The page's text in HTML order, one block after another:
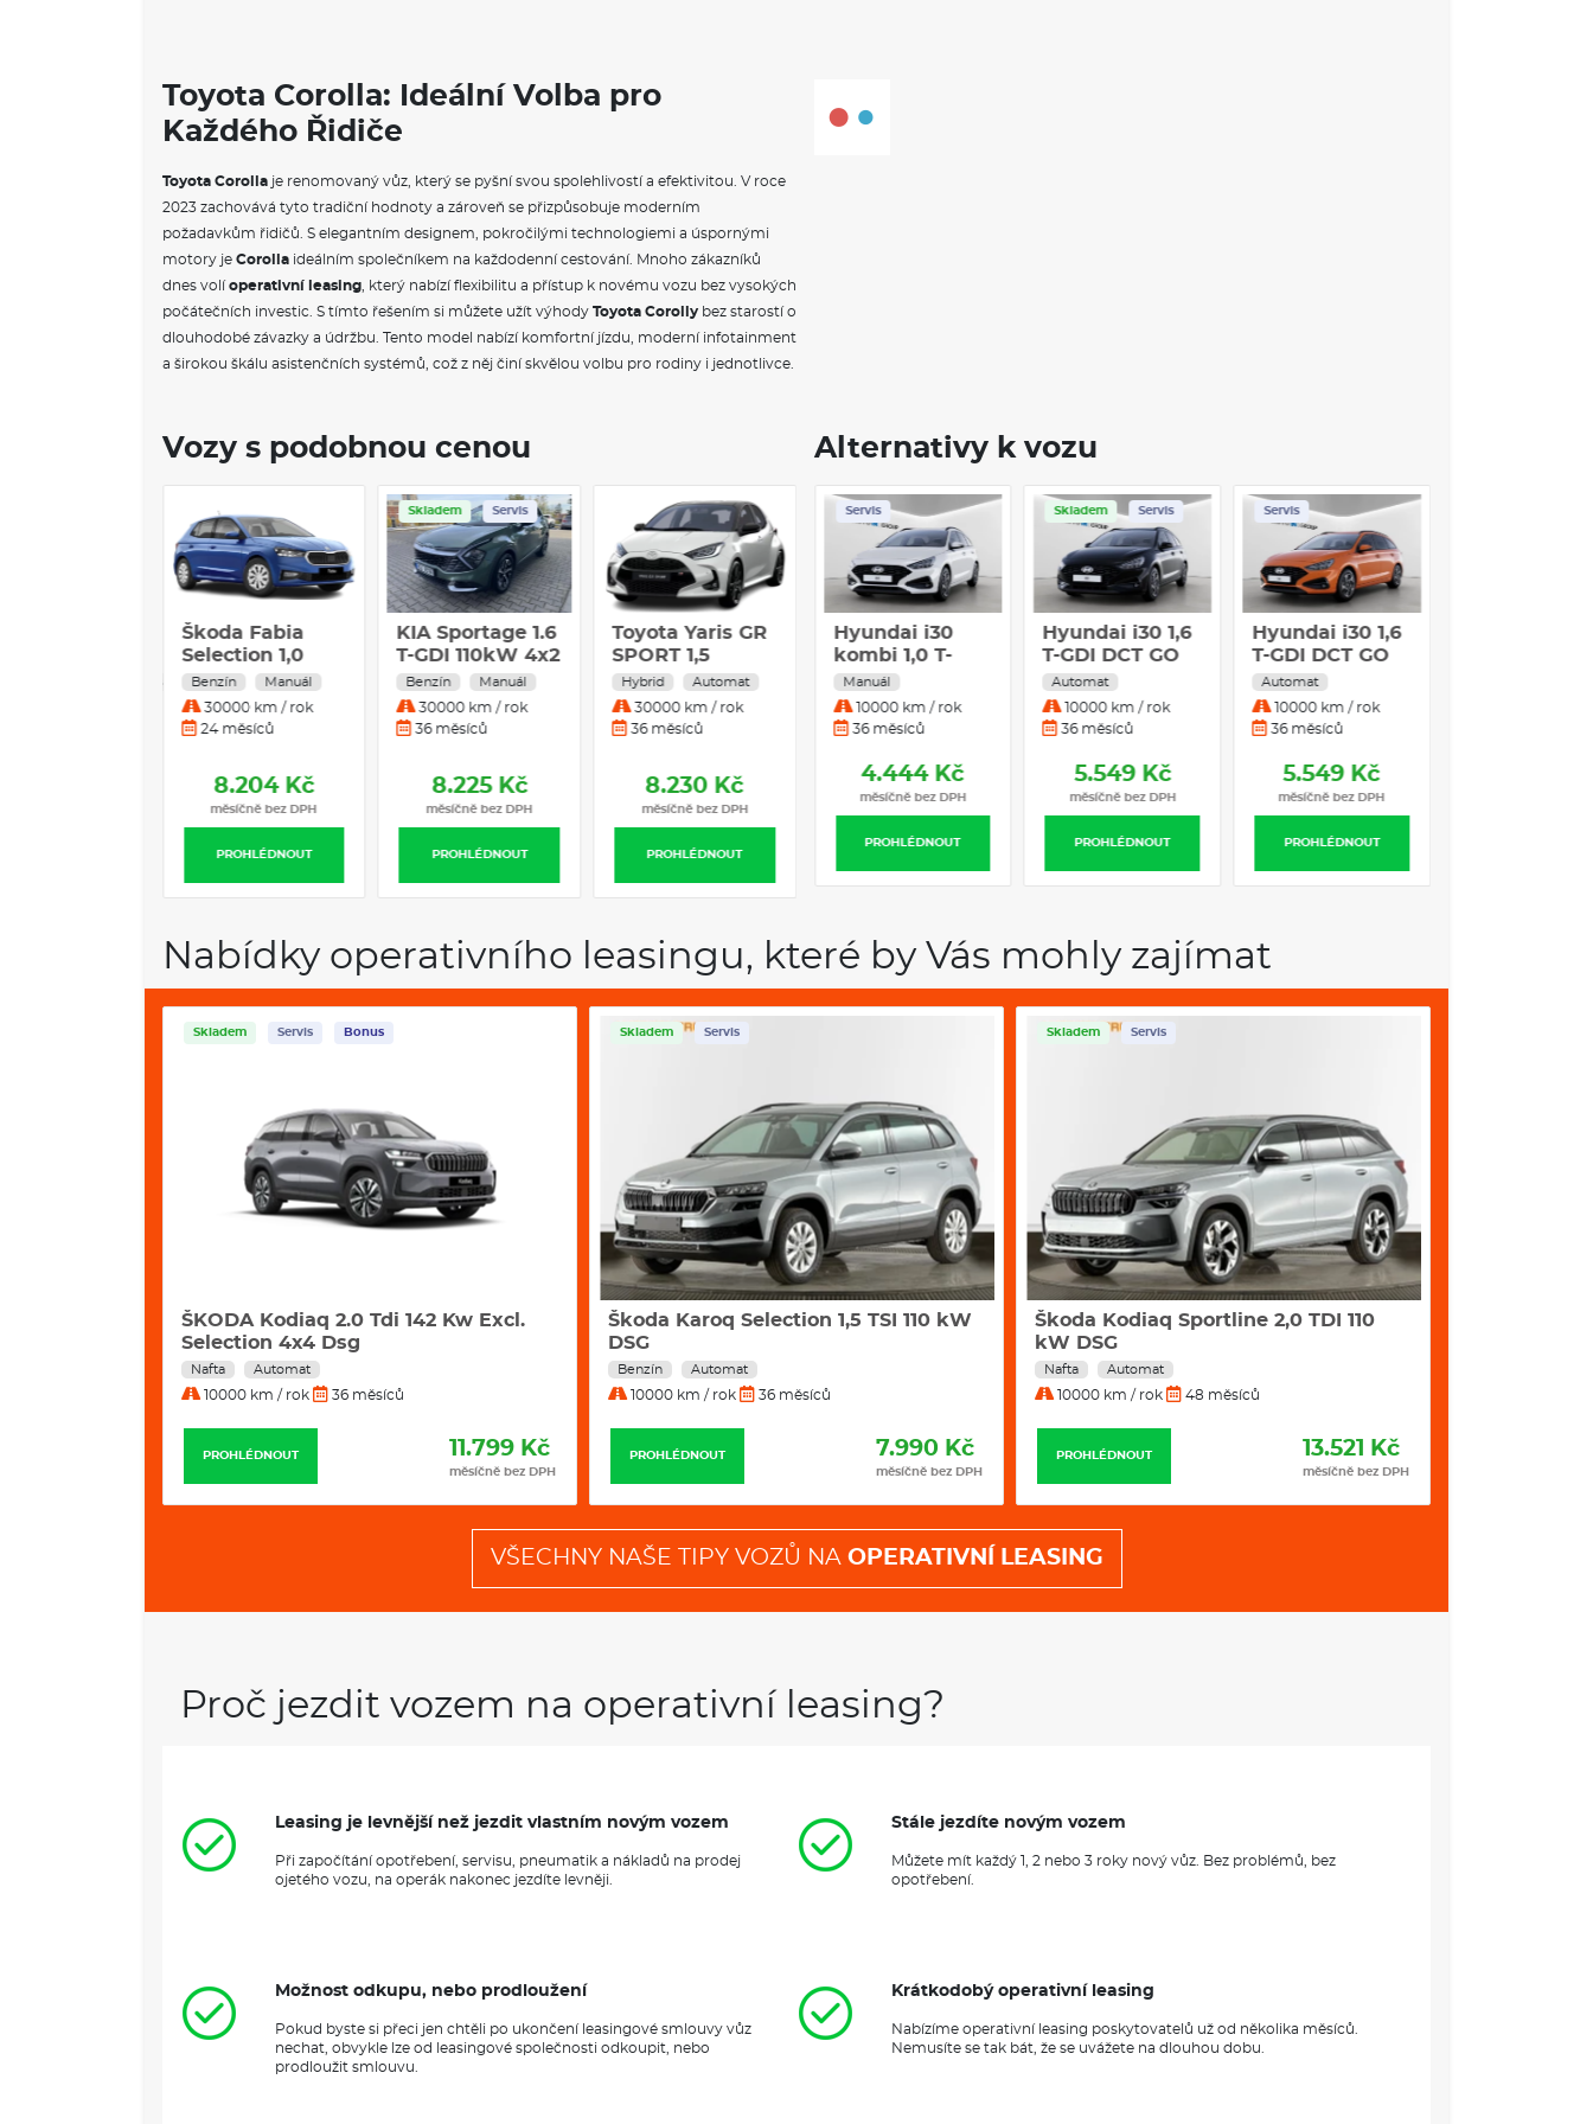
Asistent jízdního pruhu
řidiče. S ohledem na nízké náklady na údržbu a vysokou zůstatkovou hodnotu je
VÝBAVA:
Klimatizace
Navigace
Toyota Corolla: Ideální Volba pro
Každého Řidiče
Toyota Corolla je renomovaný vůz, který se pyšní svou spolehlivostí a efektivitou. V roce
2023 zachovává tyto tradiční hodnoty a zároveň se přizpůsobuje moderním
požadavkům řidičů. S elegantním designem, pokročilými technologiemi a úspornými
motory je Corolla ideálním společníkem na každodenní cestování. Mnoho zákazníků
dnes volíoperativní leasing , který nabízí flexibilitu a přístup k novému vozu bez vysokých
počátečních investic. S tímto řešením si můžete užít výhody Toyota Corolly bez starostí o
dlouhodobé závazky a údržbu. Tento model nabízí komfortní jízdu, moderní infotainment
a širokou škálu asistenčních systémů, což z něj činí skvělou volbu pro rodiny i jednotlivce.
Vozy s podobnou cenou
Škoda Fabia
Selection 1,0
MPI
Benzín Manuál
30000 km / rok
24 měsíců
PROHLÉDNOUT
8.204 Kč
měsíčně bez DPH
Skladem Servis
KIA Sportage 1.6
T-GDI 110kW 4x2
Exclusive
Benzín Manuál
30000 km / rok
36 měsíců
PROHLÉDNOUT
8.225 Kč
měsíčně bez DPH
Toyota Yaris GR
SPORT 1,5
Hybrid Automat
30000 km / rok
36 měsíců
PROHLÉDNOUT
8.230 Kč
měsíčně bez DPH
Alternativy k vozu
Servis
Hyundai i30
kombi 1,0 T-
GDI GO CZECH
85kW MT
Manuál
10000 km / rok
36 měsíců
4.444 Kč
Servis
Hyundai i30
kombi 1,0 T-
GDI GO CZECH
85kW MT
Manuál
10000 km / rok
36 měsíců
PROHLÉDNOUT
4.444 Kč
měsíčně bez DPH
Skladem Servis
Hyundai i30 1,6
T-GDI DCT GO
CZECH 110kW
DCT
Automat
10000 km / rok
36 měsíců
PROHLÉDNOUT
5.549 Kč
měsíčně bez DPH
Servis
Hyundai i30 1,6
T-GDI DCT GO
CZECH 110kW
DCT
Automat
10000 km / rok
36 měsíců
PROHLÉDNOUT
5.549 Kč
měsíčně bez DPH
Nabídky operativního leasingu, které by Vás mohly zajímat
Skladem Servis Bonus
ŠKODA Kodiaq 2.0 Tdi 142 Kw Excl.
Selection 4x4 Dsg
Nafta Automat
10000 km / rok 36 měsíců
PROHLÉDNOUT 11.799 Kč
měsíčně bez DPH
Skladem Servis
Škoda Karoq Selection 1,5 TSI 110 kW
DSG
Benzín Automat
10000 km / rok 36 měsíců
PROHLÉDNOUT 7.990 Kč
měsíčně bez DPH
Skladem Servis
Škoda Kodiaq Sportline 2,0 TDI 110
kW DSG
Nafta Automat
10000 km / rok 48 měsíců
PROHLÉDNOUT 13.521 Kč
měsíčně bez DPH
VŠECHNY NAŠE TIPY VOZŮ NA OPERATIVNÍ LEASING
Proč jezdit vozem na operativní leasing?
Leasing je levnější než jezdit vlastním novým vozem
Při započítání opotřebení, servisu, pneumatik a nákladů na prodej
ojetého vozu, na operák nakonec jezdíte levněji.
Stále jezdíte novým vozem
Můžete mít každý 1, 2 nebo 3 roky nový vůz. Bez problémů, bez
opotřebení.
Možnost odkupu, nebo prodloužení
Pokud byste si přeci jen chtěli po ukončení leasingové smlouvy vůz
nechat, obvykle lze od leasingové společnosti odkoupit, nebo
prodloužit smlouvu.
Krátkodobý operativní leasing
Nabízíme operativní leasing poskytovatelů už od několika měsíců.
Nemusíte se tak bát, že se uvážete na dlouhou dobu.